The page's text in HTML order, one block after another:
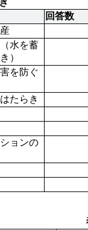
回答数
水を蓄
）
を防ぐ
たらき
ョンの